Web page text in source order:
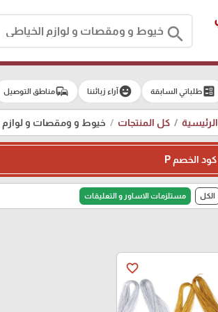
search
ballotطلباتي السابقة emoji_emotionsآراء زبائننا commuteمناطق التوصيل
الرئيسية كل المنتجات خيوط و ومقصات و لوازم
كود الخصم P
الكل مستلزمات الاساور و التعليقات
favorite_border